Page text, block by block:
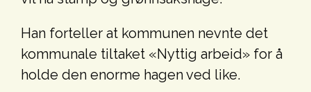
Han forteller at kommunen nevnte det
kommunale tiltaket «Nyttig arbeid» for å
holde den enorme hagen ved like.